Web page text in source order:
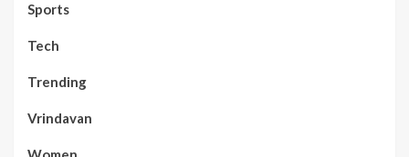
Sports
Tech
Trending
Vrindavan